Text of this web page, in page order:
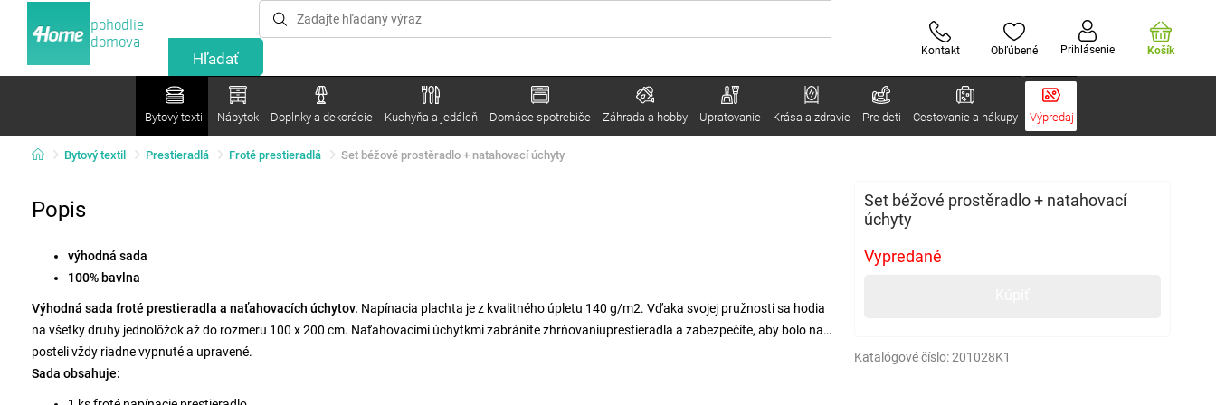
pohodlie
domova
Kontakt Obľúbené Prihlásenie Košík
Bytový textil Nábytok Doplnky a dekorácie Kuchyňa a jedáleň Domáce spotrebiče Záhrada a hobby Upratovanie Krása a zdravie Pre deti Cestovanie a nákupy Výpredaj
Bytový textil Prestieradlá Froté prestieradlá Set béžové prostěradlo + natahovací úchyty
Set béžové prostěradlo + natahovací
úchyty
Vypredané
Katalógové číslo:201028K1
Popis
výhodná sada
100% bavlna
Výhodná sada froté prestieradla a naťahovacích úchytov. Napínacia plachta je z kvalitného úpletu 140 g/m2. Vďaka svojej pružnosti sa hodia
na všetky druhy jednolôžok až do rozmeru 100 x 200 cm. Naťahovacími úchytkmi zabránite zhrňovaniuprestieradla a zabezpečíte, aby bolo na
posteli vždy riadne vypnuté a upravené.
Sada obsahuje: